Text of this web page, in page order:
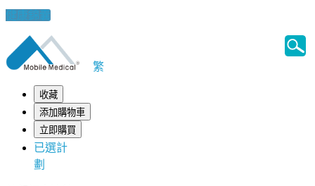
健康錦囊
繁
收藏
添加購物車
立即購買
已選計
劃